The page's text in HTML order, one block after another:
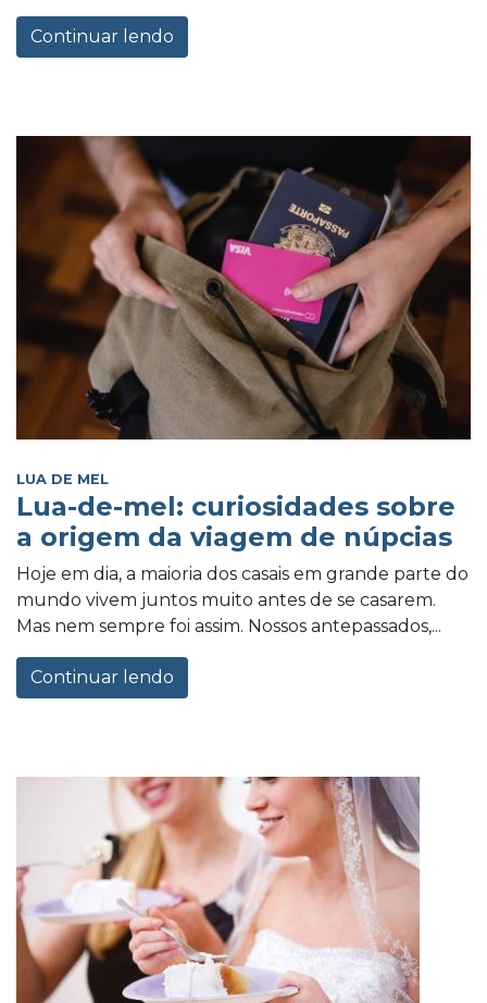
Continuar lendo
LUA DE MEL
Lua-de-mel: curiosidades sobre
a origem da viagem de núpcias
Hoje em dia, a maioria dos casais em grande parte do
mundo vivem juntos muito antes de se casarem.
Mas nem sempre foi assim. Nossos antepassados,...
Continuar lendo